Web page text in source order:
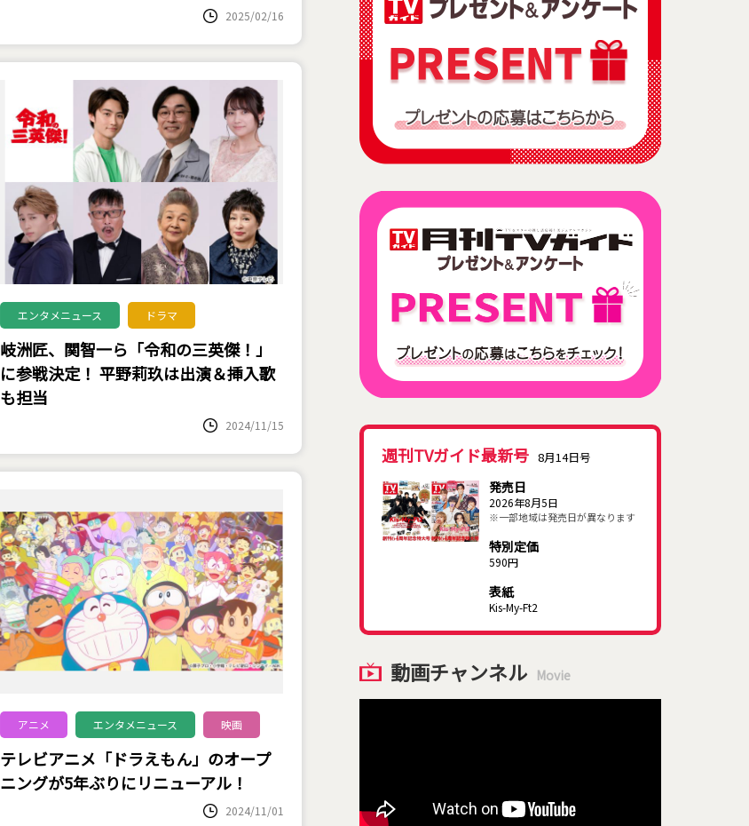
2025/02/16
エンタメニュース ドラマ
岐洲匠、関智一ら「令和の三英傑！」
に参戦決定！ 平野莉玖は出演＆挿入歌
も担当
2024/11/15
アニメ エンタメニュース 映画
テレビアニメ「ドラえもん」のオープ
ニングが5年ぶりにリニューアル！
2024/11/01
週刊TVガイド最新号 8月14日号
発売日
2026年8月5日
※一部地域は発売日が異なります
特別定価
590円
表紙
Kis-My-Ft2
動画チャンネル Movie